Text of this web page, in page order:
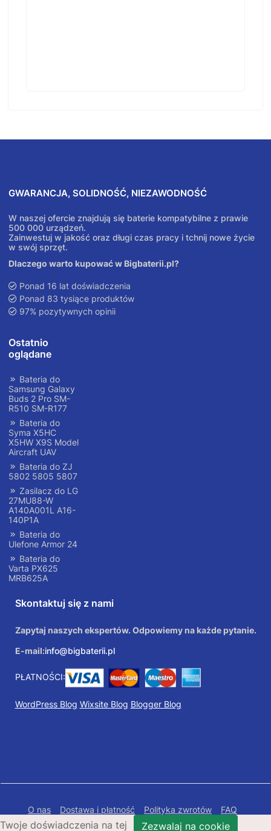
GWARANCJA, SOLIDNOŚĆ, NIEZAWODNOŚĆ
W naszej ofercie znajdują się baterie kompatybilne z prawie
500 000 urządzeń.
Zainwestuj w jakość oraz długi czas pracy i tchnij nowe życie
w swój sprzęt.
Dlaczego warto kupować w Bigbaterii.pl?
Ponad 16 lat doświadczenia
Ponad 83 tysiące produktów
97% pozytywnych opinii
Ostatnio
oglądane
Bateria do
Samsung Galaxy
Buds 2 Pro SM-
R510 SM-R177
Bateria do
Syma X5HC
X5HW X9S Model
Aircraft UAV
Bateria do ZJ
5802 5805 5807
Zasilacz do LG
27MU88-W
A140A001L A16-
140P1A
Bateria do
Ulefone Armor 24
Bateria do
Varta PX625
MRB625A
Skontaktuj się z nami
Zapytaj naszych ekspertów. Odpowiemy na każde pytanie.
E-mail:info@bigbaterii.pl
PŁATNOŚCI:
WordPress Blog Wixsite Blog Blogger Blog
O nas Dostawa i płatność Polityka zwrotów
FAQ
Polityka prywatności
Mapa Strony
Twoje doświadczenia na tej Zezwalaj na cookie